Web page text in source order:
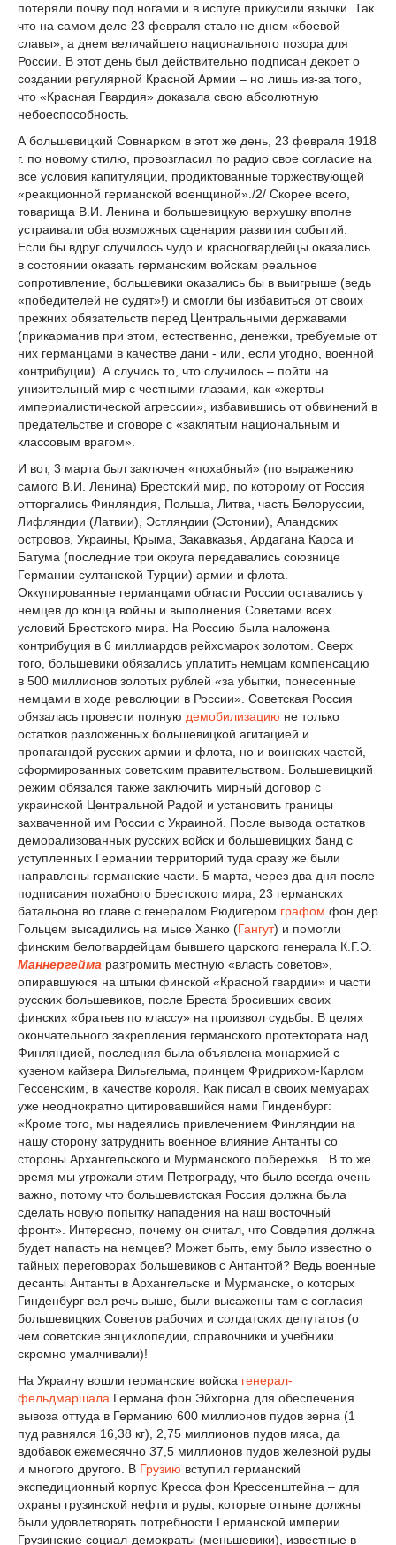
потеряли почву под ногами и в испуге прикусили язычки. Так
что на самом деле 23 февраля стало не днем «боевой
славы», а днем величайшего национального позора для
России. В этот день был действительно подписан декрет о
создании регулярной Красной Армии – но лишь из-за того,
что «Красная Гвардия» доказала свою абсолютную
небоеспособность.
А большевицкий Совнарком в этот же день, 23 февраля 1918
г. по новому стилю, провозгласил по радио свое согласие на
все условия капитуляции, продиктованные торжествующей
«реакционной германской военщиной»./2/ Скорее всего,
товарища В.И. Ленина и большевицкую верхушку вполне
устраивали оба возможных сценария развития событий.
Если бы вдруг случилось чудо и красногвардейцы оказались
в состоянии оказать германским войскам реальное
сопротивление, большевики оказались бы в выигрыше (ведь
«победителей не судят»!) и смогли бы избавиться от своих
прежних обязательств перед Центральными державами
(прикарманив при этом, естественно, денежки, требуемые от
них германцами в качестве дани - или, если угодно, военной
контрибуции). А случись то, что случилось – пойти на
унизительный мир с честными глазами, как «жертвы
империалистической агрессии», избавившись от обвинений в
предательстве и сговоре с «заклятым национальным и
классовым врагом».
И вот, 3 марта был заключен «похабный» (по выражению
самого В.И. Ленина) Брестский мир, по которому от Россия
отторгались Финляндия, Польша, Литва, часть Белоруссии,
Лифляндии (Латвии), Эстляндии (Эстонии), Аландских
островов, Украины, Крыма, Закавказья, Ардагана Карса и
Батума (последние три округа передавались союзнице
Германии султанской Турции) армии и флота.
Оккупированные германцами области России оставались у
немцев до конца войны и выполнения Советами всех
условий Брестского мира. На Россию была наложена
контрибуция в 6 миллиардов рейхсмарок золотом. Сверх
того, большевики обязались уплатить немцам компенсацию
в 500 миллионов золотых рублей «за убытки, понесенные
немцами в ходе революции в России». Советская Россия
обязалась провести полную демобилизацию не только
остатков разложенных большевицкой агитацией и
пропагандой русских армии и флота, но и воинских частей,
сформированных советским правительством. Большевицкий
режим обязался также заключить мирный договор с
украинской Центральной Радой и установить границы
захваченной им России с Украиной. После вывода остатков
деморализованных русских войск и большевицких банд с
уступленных Германии территорий туда сразу же были
направлены германские части. 5 марта, через два дня после
подписания похабного Брестского мира, 23 германских
батальона во главе с генералом Рюдигером графом фон дер
Гольцем высадились на мысе Ханко (Гангут) и помогли
финским белогвардейцам бывшего царского генерала К.Г.Э.
Маннергейма разгромить местную «власть советов»,
опиравшуюся на штыки финской «Красной гвардии» и части
русских большевиков, после Бреста бросивших своих
финских «братьев по классу» на произвол судьбы. В целях
окончательного закрепления германского протектората над
Финляндией, последняя была объявлена монархией с
кузеном кайзера Вильгельма, принцем Фридрихом-Карлом
Гессенским, в качестве короля. Как писал в своих мемуарах
уже неоднократно цитировавшийся нами Гинденбург:
«Кроме того, мы надеялись привлечением Финляндии на
нашу сторону затруднить военное влияние Антанты со
стороны Архангельского и Мурманского побережья...В то же
время мы угрожали этим Петрограду, что было всегда очень
важно, потому что большевистская Россия должна была
сделать новую попытку нападения на наш восточный
фронт». Интересно, почему он считал, что Совдепия должна
будет напасть на немцев? Может быть, ему было известно о
тайных переговорах большевиков с Антантой? Ведь военные
десанты Антанты в Архангельске и Мурманске, о которых
Гинденбург вел речь выше, были высажены там с согласия
большевицких Советов рабочих и солдатских депутатов (о
чем советские энциклопедии, справочники и учебники
скромно умалчивали)!
На Украину вошли германские войска генерал-
фельдмаршала Германа фон Эйхгорна для обеспечения
вывоза оттуда в Германию 600 миллионов пудов зерна (1
пуд равнялся 16,38 кг), 2,75 миллионов пудов мяса, да
вдобавок ежемесячно 37,5 миллионов пудов железной руды
и многого другого. В Грузию вступил германский
экспедиционный корпус Кресса фон Крессенштейна – для
охраны грузинской нефти и руды, которые отныне должны
были удовлетворять потребности Германской империи.
Грузинские социал-демократы (меньшевики), известные в